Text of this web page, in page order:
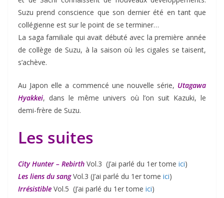
Suzu prend conscience que son dernier été en tant que
collégienne est sur le point de se terminer…
La saga familiale qui avait débuté avec la première année
de collège de Suzu, à la saison où les cigales se taisent,
s’achève.
Au Japon elle a commencé une nouvelle série, Utagawa
Hyakkei, dans le même univers où l’on suit Kazuki, le
demi-frère de Suzu.
Les suites
City Hunter – Rebirth Vol.3 (J’ai parlé du 1er tome ici)
Les liens du sangVol.3 (J’ai parlé du 1er tome ici)
Irrésistible Vol.5 (J’ai parlé du 1er tome ici)